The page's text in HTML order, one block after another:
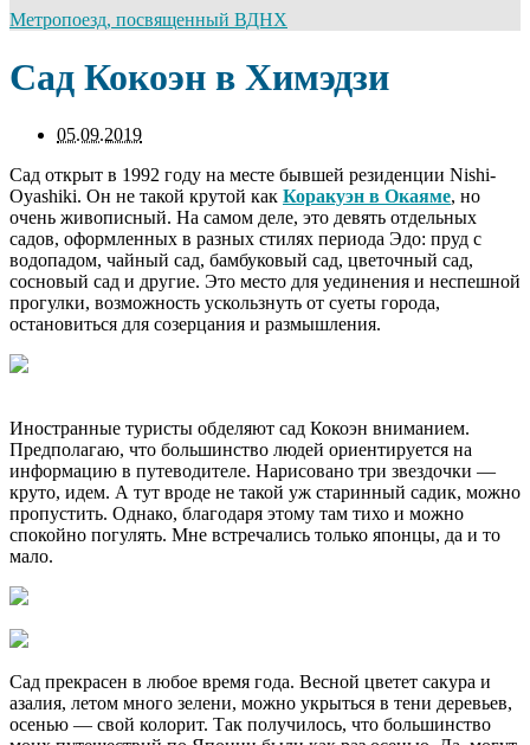
Метропоезд, посвященный ВДНХ
Сад Кокоэн в Химэдзи
05.09.2019
Сад открыт в 1992 году на месте бывшей резиденции Nishi-
Oyashiki. Он не такой крутой как Коракуэн в Окаяме, но
очень живописный. На самом деле, это девять отдельных
садов, оформленных в разных стилях периода Эдо: пруд с
водопадом, чайный сад, бамбуковый сад, цветочный сад,
сосновый сад и другие. Это место для уединения и неспешной
прогулки, возможность ускользнуть от суеты города,
остановиться для созерцания и размышления.
Иностранные туристы обделяют сад Кокоэн вниманием.
Предполагаю, что большинство людей ориентируется на
информацию в путеводителе. Нарисовано три звездочки —
круто, идем. А тут вроде не такой уж старинный садик, можно
пропустить. Однако, благодаря этому там тихо и можно
спокойно погулять. Мне встречались только японцы, да и то
мало.
Сад прекрасен в любое время года. Весной цветет сакура и
азалия, летом много зелени, можно укрыться в тени деревьев,
осенью — свой колорит. Так получилось, что большинство